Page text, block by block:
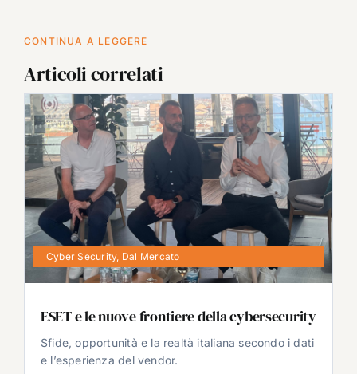
CONTINUA A LEGGERE
Articoli correlati
Cyber Security, Dal Mercato
ESET e le nuove frontiere della cybersecurity
Sfide, opportunità e la realtà italiana secondo i dati
e l’esperienza del vendor.